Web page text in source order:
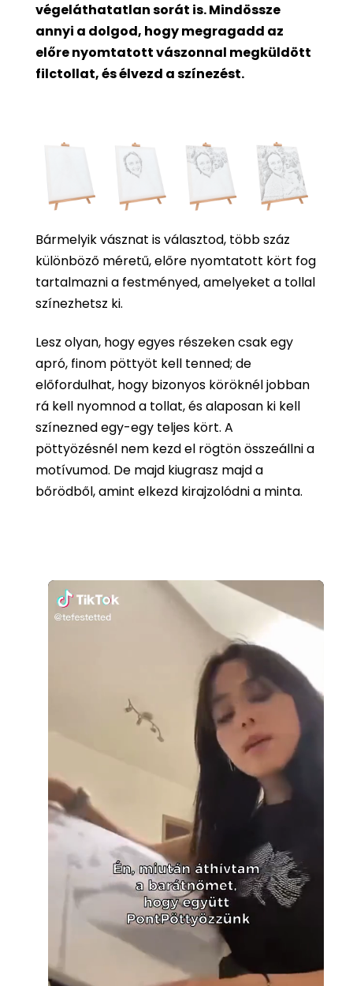
végeláthatatlan sorát is. Mindössze
annyi a dolgod, hogy megragadd az
előre nyomtatott vászonnal megküldött
filctollat, és élvezd a színezést.
Bármelyik vásznat is választod, több száz
különböző méretű, előre nyomtatott kört fog
tartalmazni a festményed, amelyeket a tollal
színezhetsz ki.
Lesz olyan, hogy egyes részeken csak egy
apró, finom pöttyöt kell tenned; de
előfordulhat, hogy bizonyos köröknél jobban
rá kell nyomnod a tollat, és alaposan ki kell
színezned egy-egy teljes kört. A
pöttyözésnél nem kezd el rögtön összeállni a
motívumod. De majd kiugrasz majd a
bőrödből, amint elkezd kirajzolódni a minta.